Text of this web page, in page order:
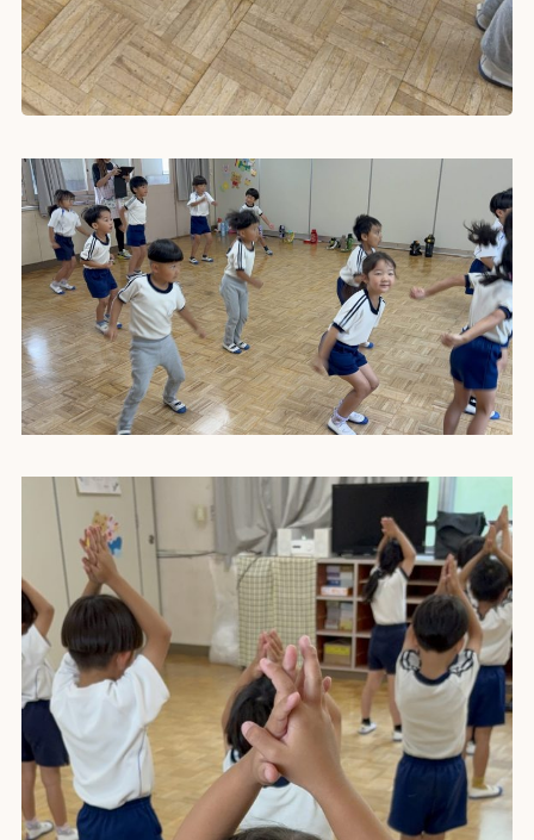
園の生活 園の特色
鼓笛隊の取り組み
110番直結防犯導入
焼津中央幼稚園連携
施設 小規模保育所
LittleWalkers
採用情報
お問い合わせ 書式ダウンロード